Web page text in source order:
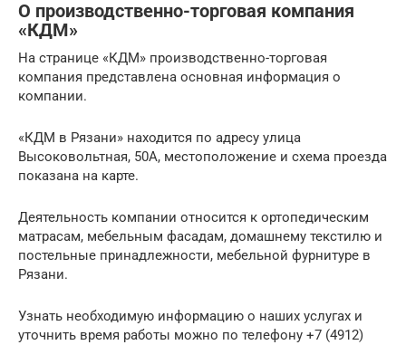
О производственно-торговая компания
«КДМ»
На странице «КДМ» производственно-торговая
компания представлена основная информация о
компании.
«КДМ в Рязани» находится по адресу улица
Высоковольтная, 50А, местоположение и схема проезда
показана на карте.
Деятельность компании относится к ортопедическим
матрасам, мебельным фасадам, домашнему текстилю и
постельные принадлежности, мебельной фурнитуре в
Рязани.
Узнать необходимую информацию о наших услугах и
уточнить время работы можно по телефону +7 (4912)